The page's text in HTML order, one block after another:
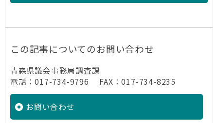
この記事についてのお問い合わせ
青森県議会事務局調査課
電話：017-734-9796 FAX：017-734-8235
お問い合わせ